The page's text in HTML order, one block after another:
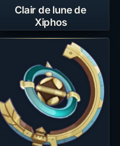
Clair de lune de
Xiphos